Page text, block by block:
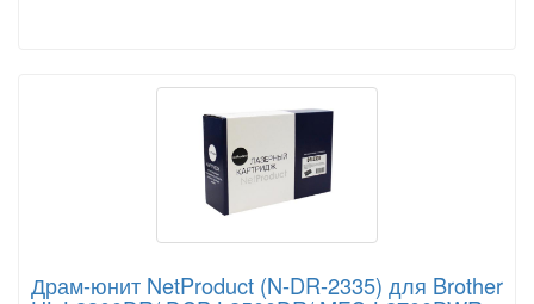
Драм-юнит NetProduct (N-DR-2335) для Brother